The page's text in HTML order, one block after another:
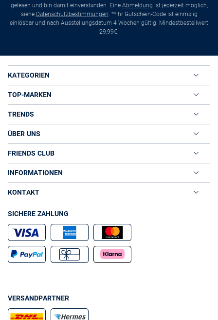
gelesen und bin damit einverstanden. Eine Abmeldung ist jederzeit möglich,
siehe Datenschutzbestimmungen . **Ihr Gutschein-Code ist einmalig
einlösbar und nach Ausstellungsdatum 4 Wochen gültig. Mindestbestellwert
29,99€.
KATEGORIEN
TOP-MARKEN
TRENDS
ÜBER UNS
FRIENDS CLUB
INFORMATIONEN
KONTAKT
SICHERE ZAHLUNG
VERSANDPARTNER